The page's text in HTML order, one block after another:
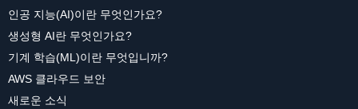
인공 지능(AI)이란 무엇인가요?
생성형 AI란 무엇인가요?
기계 학습(ML)이란 무엇입니까?
AWS 클라우드 보안
새로운 소식